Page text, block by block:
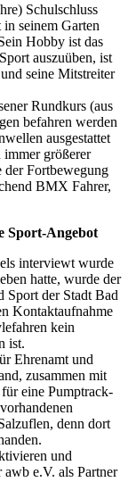
Schulschluss
seinem Garten
Hobby ist das
auszuüben, ist
seine Mitstreiter
Rundkurs (aus
befahren werden
ausgestattet
immer größerer
Fortbewegung
BMX Fahrer,
Sport-Angebot
interviewt wurde
hatte, wurde der
Sport der Stadt Bad
Kontaktaufnahme
kein
ist.
Ehrenamt und
zusammen mit
eine Pumptrack-
denn dort
und
awb e.V. als Partner